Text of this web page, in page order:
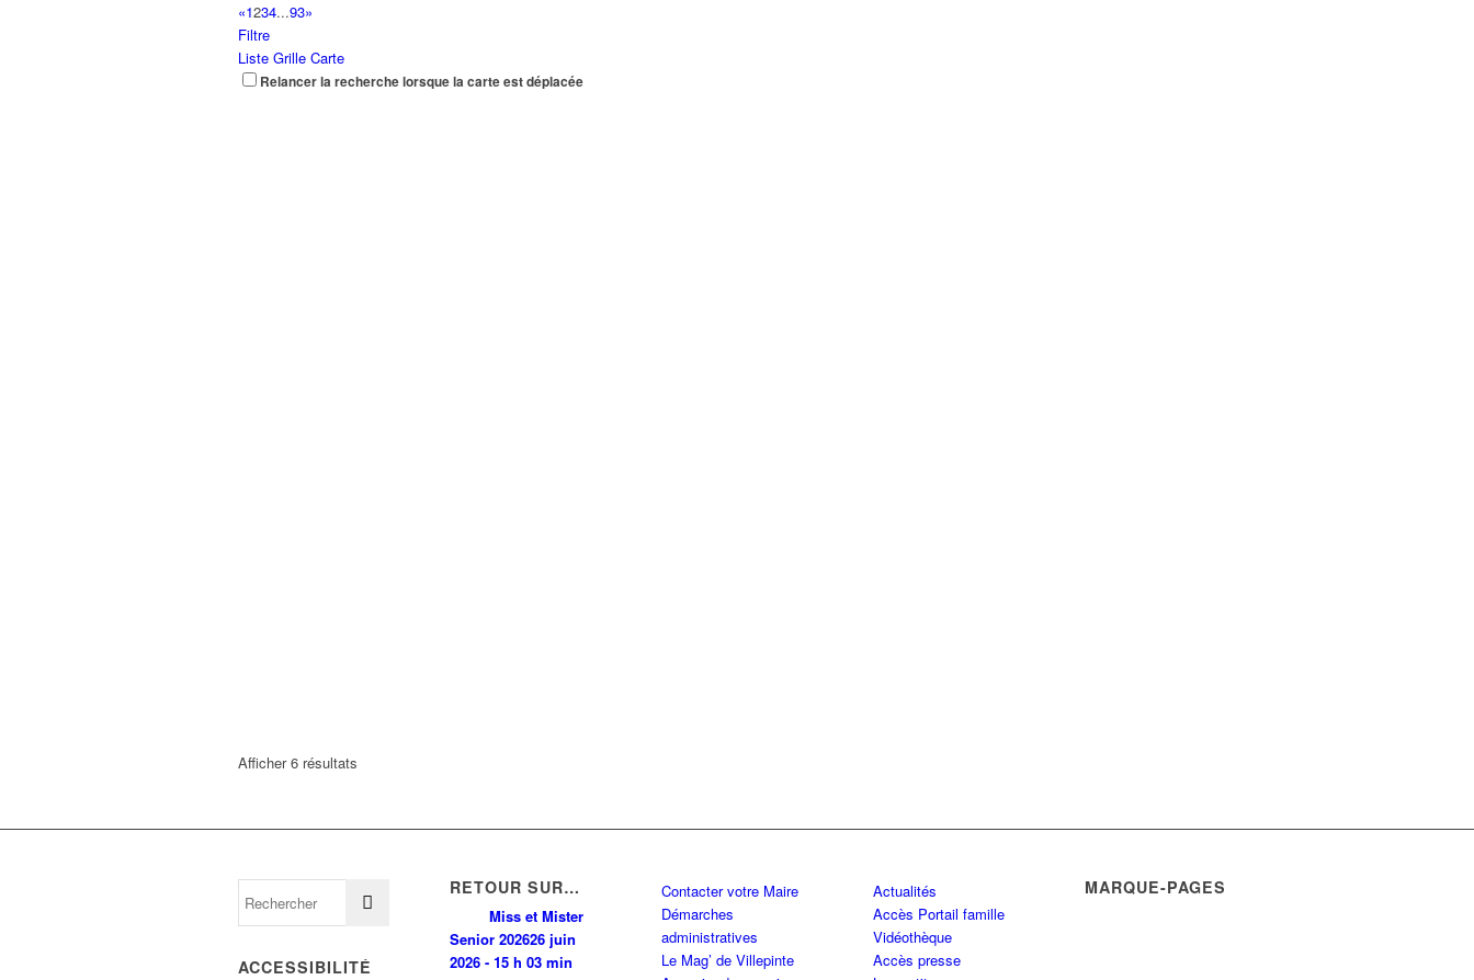
«1234...93»
Filtre
Liste Grille Carte
Relancer la recherche lorsque la carte est déplacée
Afficher 6 résultats
ACCESSIBILITÉ
RETOUR SUR…
Miss et Mister
Senior 202626 juin
2026 - 15 h 03 min
Contacter votre Maire
Démarches
administratives
Le Mag’ de Villepinte
Actualités
Accès Portail famille
Vidéothèque
Accès presse
MARQUE-PAGES